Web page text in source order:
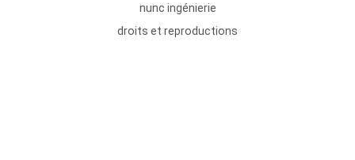
nunc ingénierie
droits et reproductions